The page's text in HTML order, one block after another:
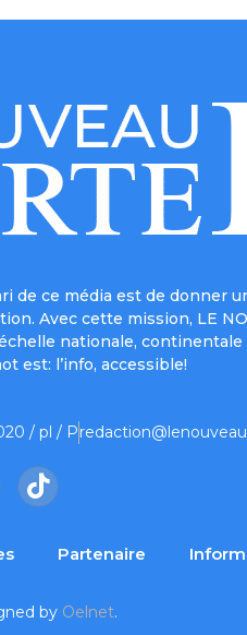
de ce média est de donner
Avec cette mission, LE
nationale,
est: l’info, accessible!
/ pl / P
TikTok
Partenaire
by Oelnet.